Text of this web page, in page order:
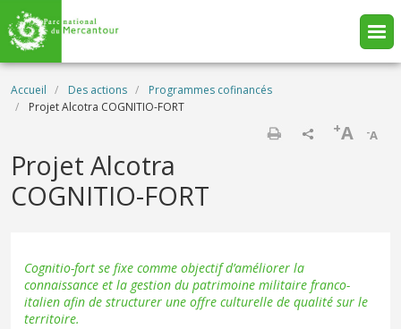
Aller au contenu principal
Fil d'Ariane
Accueil Des actions
Programmes cofinancés
Projet Alcotra COGNITIO-FORT
-A
+A
Projet Alcotra
COGNITIO-FORT
Cognitio-fort se fixe comme objectif d’améliorer la
connaissance et la gestion du patrimoine militaire franco-
italien afin de structurer une offre culturelle de qualité sur le
territoire.